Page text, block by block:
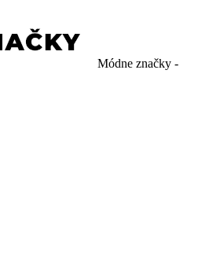
Módne značky -